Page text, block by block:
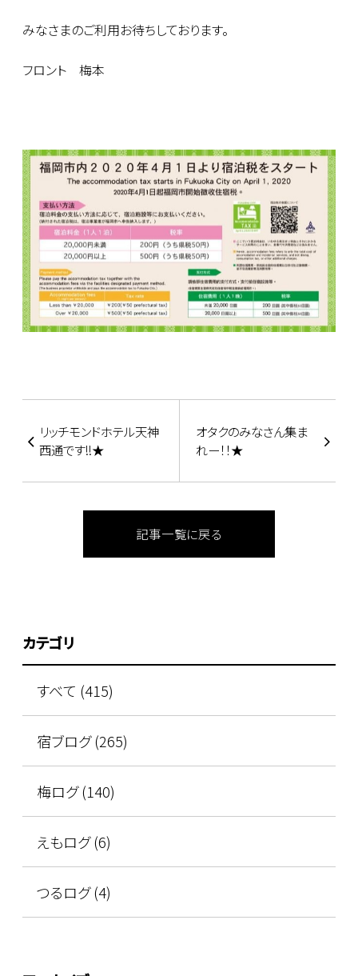
みなさまのご利用お待ちしております。
フロント 梅本
リッチモンドホテル天神
西通です!!★
オタクのみなさん集ま
れー！！★
記事一覧に戻る
カテゴリ
すべて (415)
宿ブログ (265)
梅ログ (140)
えもログ (6)
つるログ (4)